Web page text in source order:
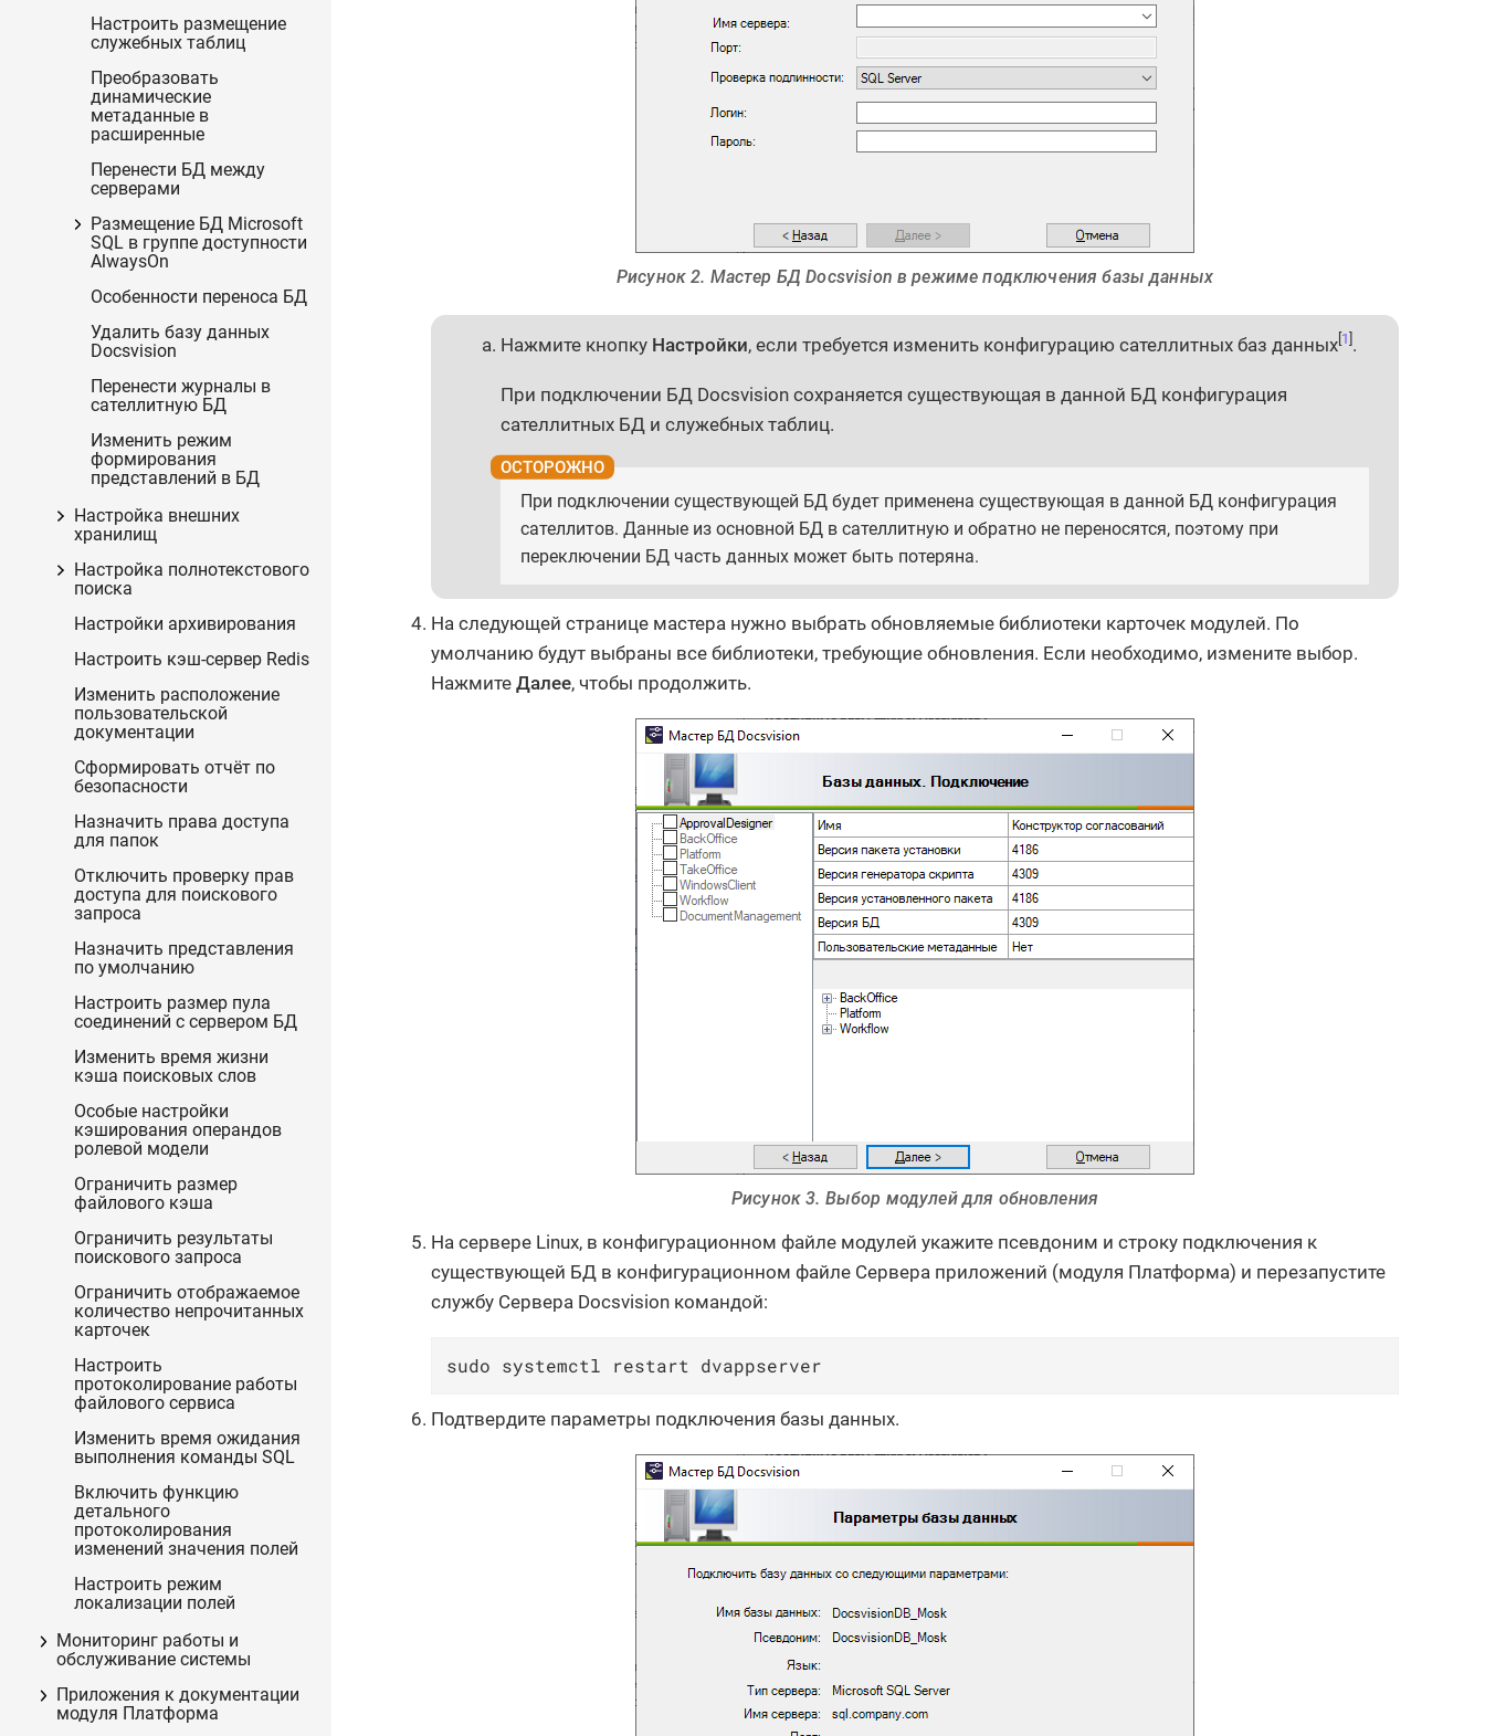
Настроить размещение
служебных таблиц
Преобразовать
динамические
метаданные в
расширенные
Перенести БД между
серверами
Размещение БД Microsoft
SQL в группе доступности
AlwaysOn
Особенности переноса БД
Удалить базу данных
Docsvision
Перенести журналы в
сателлитную БД
Изменить режим
формирования
представлений в БД
Настройка внешних
хранилищ
Настройка полнотекстового
поиска
Настройки архивирования
Настроить кэш-сервер Redis
Изменить расположение
пользовательской
документации
Сформировать отчёт по
безопасности
Назначить права доступа
для папок
Отключить проверку прав
доступа для поискового
запроса
Назначить представления
по умолчанию
Настроить размер пула
соединений с сервером БД
Изменить время жизни
кэша поисковых слов
Особые настройки
кэширования операндов
ролевой модели
Ограничить размер
файлового кэша
Ограничить результаты
поискового запроса
Ограничить отображаемое
количество непрочитанных
карточек
Настроить
протоколирование работы
файлового сервиса
Изменить время ожидания
выполнения команды SQL
Включить функцию
детального
протоколирования
изменений значения полей
Настроить режим
локализации полей
Мониторинг работы и
обслуживание системы
Приложения к документации
модуля Платформа
Рисунок 2. Мастер БД Docsvision в режиме подключения базы данных
Нажмите кнопку Настройки, если требуется изменить конфигурацию сателлитных баз данных 1 .
При подключении БД Docsvision сохраняется существующая в данной БД конфигурация
сателлитных БД и служебных таблиц.
При подключении существующей БД будет применена существующая в данной БД конфигурация
сателлитов. Данные из основной БД в сателлитную и обратно не переносятся, поэтому при
переключении БД часть данных может быть потеряна.
На следующей странице мастера нужно выбрать обновляемые библиотеки карточек модулей. По
умолчанию будут выбраны все библиотеки, требующие обновления. Если необходимо, измените выбор.
Нажмите Далее, чтобы продолжить.
Рисунок 3. Выбор модулей для обновления
На сервере Linux, в конфигурационном файле модулей укажите псевдоним и строку подключения к
существующей БД в конфигурационном файле Сервера приложений (модуля Платформа) и перезапустите
службу Сервера Docsvision командой:
sudo systemctl restart dvappserver
Подтвердите параметры подключения базы данных.